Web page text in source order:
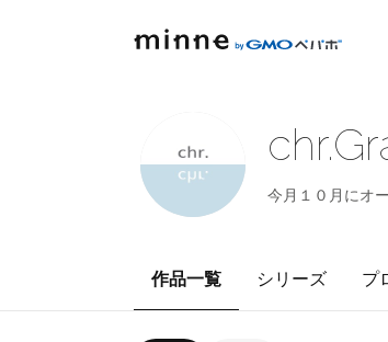
今月１０月にオ
作品一覧 シリーズ プ